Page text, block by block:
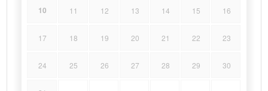
10 11 12 13 14 15 16
17 18 19 20 21 22 23
24 25 26 27 28 29 30